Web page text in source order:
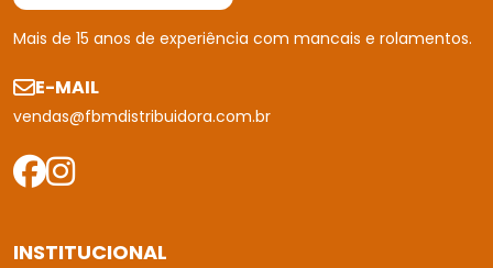
Mais de 15 anos de experiência com mancais e rolamentos.
E-MAIL
vendas@fbmdistribuidora.com.br
INSTITUCIONAL